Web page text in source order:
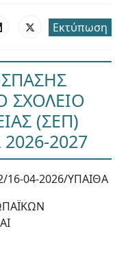
Εκτύπωση
ΣΧΟΛΕΙΟ
(ΣΕΠ)
2027
04-2026/ΥΠΑΙΘΑ